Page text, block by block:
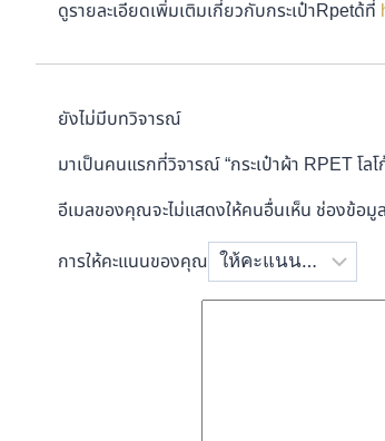
ดูรายละเอียดเพิ่มเติมเกี่ยวกับกระเป๋าRpetด้ที่
ยังไม่มีบทวิจารณ์
มาเป็นคนแรกที่วิจารณ์ “กระเป๋าผ้า RPET โลโ
อีเมลของคุณจะไม่แสดงให้คนอื่นเห็น ช่องข้อมู
การให้คะแนนของคุณ